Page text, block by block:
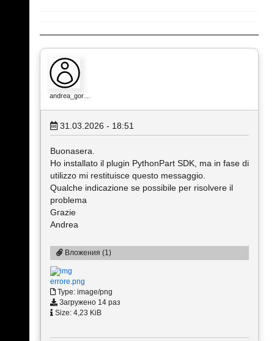
andrea_gor…
31.03.2026 - 18:51
Buonasera.
Ho installato il plugin PythonPart SDK, ma in fase di
utilizzo mi restituisce questo messaggio.
Qualche indicazione se possibile per risolvere il
problema
Grazie
Andrea
Вложения (1)
errore.png
Type: image/png
Загружено 14 раз
Size: 4,23 KiB